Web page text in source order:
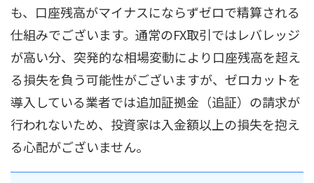
も、口座残高がマイナスにならずゼロで精算される
仕組みでございます。通常のFX取引ではレバレッジ
が高い分、突発的な相場変動により口座残高を超え
る損失を負う可能性がございますが、ゼロカットを
導入している業者では追加証拠金（追証）の請求が
行われないため、投資家は入金額以上の損失を抱え
る心配がございません。